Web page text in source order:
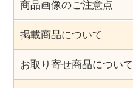
商品画像のご注意点
掲載商品について
お取り寄せ商品について